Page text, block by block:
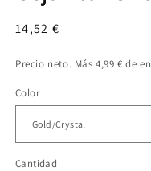
Precio
14,52 €
Precio neto. Más 4,99 € de
Color
Cantidad